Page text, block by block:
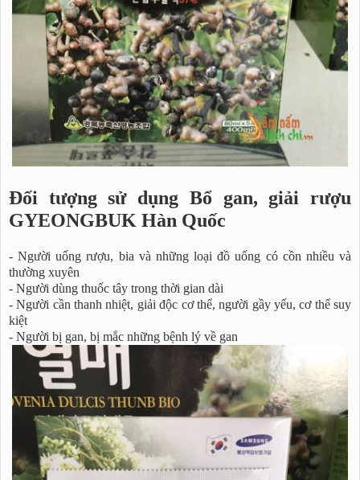
Đối tượng sử dụng Bổ gan, giải rượu
GYEONGBUK Hàn Quốc
- Người uống rượu, bia và những loại đồ uống có cồn nhiều và
thường xuyên
- Người dùng thuốc tây trong thời gian dài
- Người cần thanh nhiệt, giải độc cơ thể, người gầy yếu, cơ thể suy
kiệt
- Người bị gan, bị mắc những bệnh lý về gan